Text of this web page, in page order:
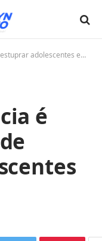
em Garanhuns
é